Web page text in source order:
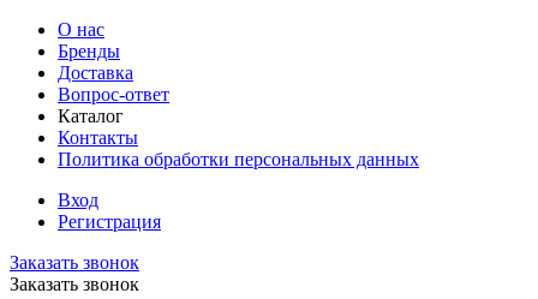
О нас
Бренды
Доставка
Вопрос-ответ
Каталог
Контакты
Политика обработки персональных данных
Вход
Регистрация
Заказать звонок
Заказать звонок